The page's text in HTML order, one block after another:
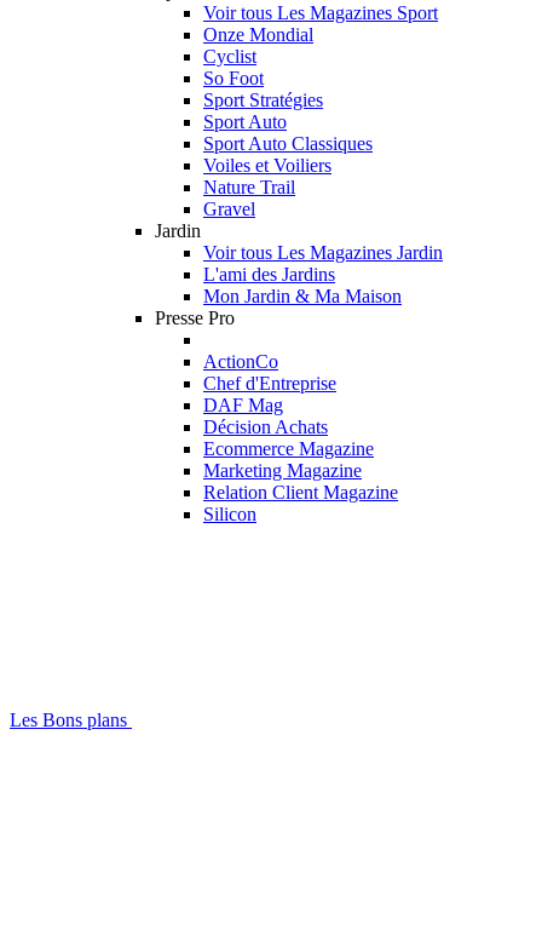
Voir tous Les Magazines Sport
Onze Mondial
Cyclist
So Foot
Sport Stratégies
Sport Auto
Sport Auto Classiques
Voiles et Voiliers
Nature Trail
Gravel
Jardin
Voir tous Les Magazines Jardin
L'ami des Jardins
Mon Jardin & Ma Maison
Presse Pro
ActionCo
Chef d'Entreprise
DAF Mag
Décision Achats
Ecommerce Magazine
Marketing Magazine
Relation Client Magazine
Silicon
Les Bons plans